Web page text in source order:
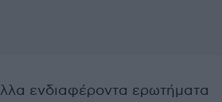
ενδιαφέροντα ερωτήματα